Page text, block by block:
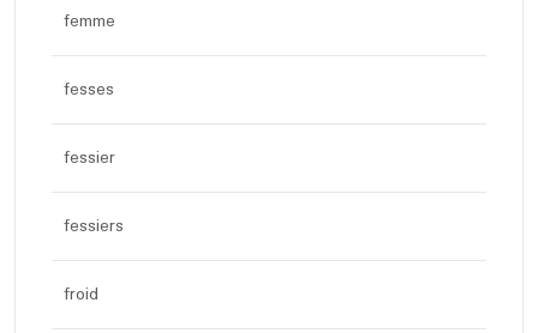
femme
fesses
fessier
fessiers
froid